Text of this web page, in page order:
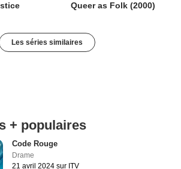
Queer as Folk (2000)
Les séries similaires
+ populaires
Code Rouge
Drame
21 avril 2024 sur ITV